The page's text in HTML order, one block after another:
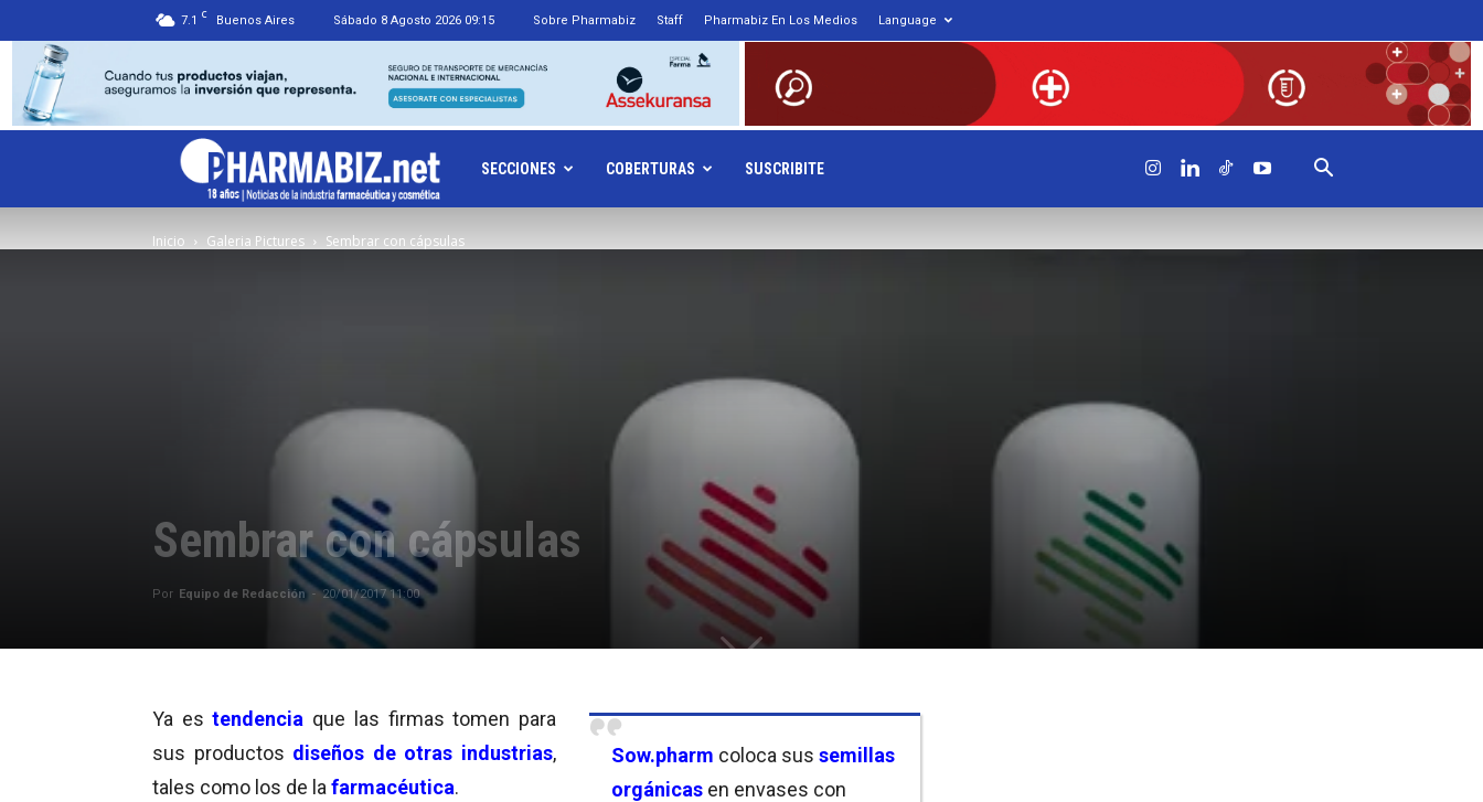
7.1 C Buenos Aires Sábado 8 Agosto 2026 09:15 Sobre Pharmabiz Staff Pharmabiz En Los Medios Language
Pharmabiz.NET
SECCIONES COBERTURAS SUSCRIBITE
Inicio Galeria Pictures Sembrar con cápsulas
Sembrar con cápsulas
Por Equipo de Redacción - 20/01/2017 11:00
Sow.pharm coloca sus semillas
orgánicas en envases con
Ya estendencia que las firmas tomen para
sus productos diseños de otras industrias,
tales como los de la farmacéutica.